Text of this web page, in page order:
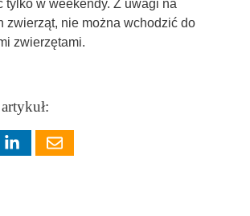
tylko w weekendy. Z uwagi na
zwierząt, nie można wchodzić do
zwierzętami.